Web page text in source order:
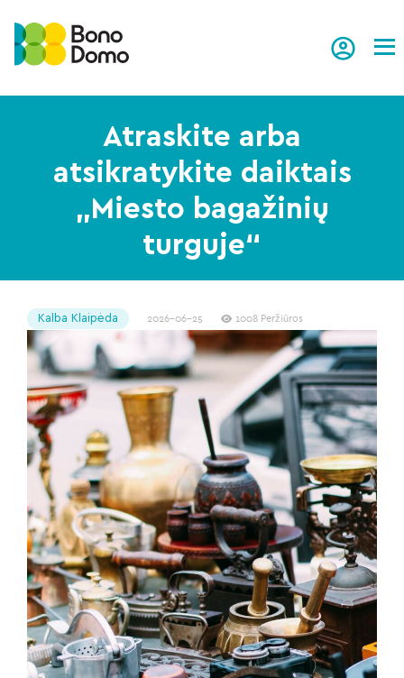
Atraskite arba
atsikratykite daiktais
„Miesto bagažinių
turguje“
Kalba Klaipėda 2026-06-25 1008 Peržiūros